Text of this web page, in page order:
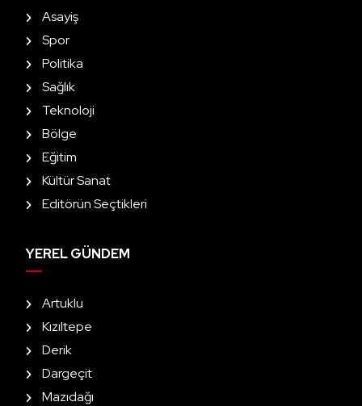
Asayiş
Spor
Politika
Sağlık
Teknoloji
Bölge
Eğitim
Kültür Sanat
Editörün Seçtikleri
YEREL GÜNDEM
Artuklu
Kızıltepe
Derik
Dargeçit
Mazıdağı